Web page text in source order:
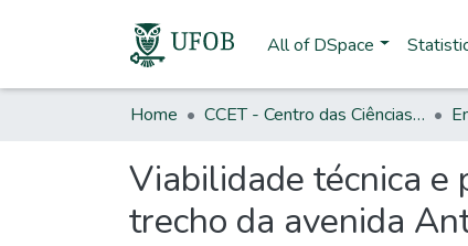
All of DSpace
Home CCET - Centro das Ciências Exatas e das Tecnologias
Viabilidade técnica e
trecho da avenida